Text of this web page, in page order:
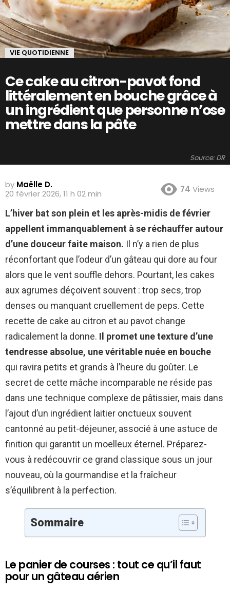
VIE QUOTIDIENNE
Ce cake au citron-pavot fond
littéralement en bouche grâce à
un ingrédient que personne n’ose
mettre dans la pâte
Source: DR
by Maëlle D.
20 février 2026, 11 h 02 min
74 Views
L’hiver bat son plein et les après-midis de février
appellent immanquablement à se réchauffer autour
d’une douceur faite maison. Il n’y a rien de plus
réconfortant que l’odeur d’un gâteau qui dore au four
alors que le vent souffle dehors. Pourtant, les cakes
aux agrumes déçoivent souvent : trop secs, trop
denses ou manquant cruellement de peps. Cette
recette de cake au citron et au pavot change
radicalement la donne. Il promet une texture d’une
tendresse absolue, une véritable nuée en bouche
qui ravira petits et grands à l’heure du goûter. Le
secret de cette mâche incomparable ne réside pas
dans une technique complexe de pâtissier, mais dans
l’ajout d’un ingrédient laitier onctueux souvent
cantonné au petit-déjeuner, associé à une astuce de
finition qui garantit un moelleux éternel. Préparez-
vous à redécouvrir ce grand classique sous un jour
nouveau, où la gourmandise et la fraîcheur
s’équilibrent à la perfection.
Sommaire
Le panier de courses : tout ce qu’il faut
pour un gâteau aérien